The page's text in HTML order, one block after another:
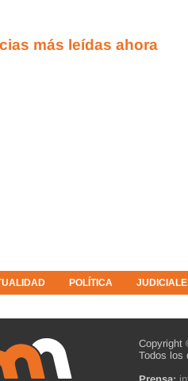
más leídas ahora
POLÍTICA
Copyright
Todos los